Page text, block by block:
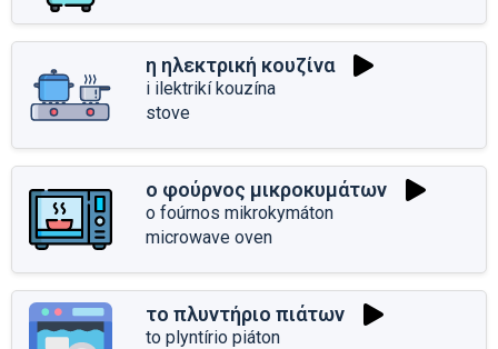
η ηλεκτρική κουζίνα
i ilektrikí kouzína
stove
ο φούρνος μικροκυμάτων
o foúrnos mikrokymáton
microwave oven
το πλυντήριο πιάτων
to plyntírio piáton